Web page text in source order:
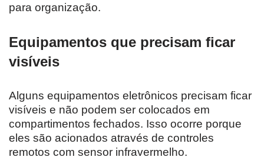
para organização.
Equipamentos que precisam ficar
visíveis
Alguns equipamentos eletrônicos precisam ficar
visíveis e não podem ser colocados em
compartimentos fechados. Isso ocorre porque
eles são acionados através de controles
remotos com sensor infravermelho.